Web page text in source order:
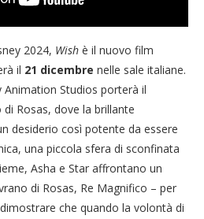
2024, Wish è il nuovo film
il 21 dicembre nelle sale italiane.
Animation Studios porterà il
Rosas, dove la brillante
desiderio così potente da essere
una piccola sfera di sconfinata
Asha e Star affrontano un
di Rosas, Re Magnifico – per
che quando la volontà di